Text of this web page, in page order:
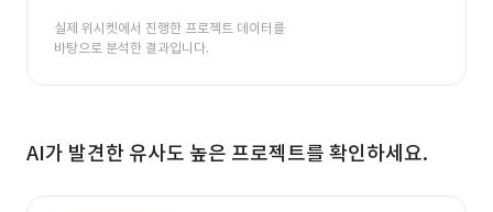
실제 위시켓에서 진행한 프로젝트 데이터를
바탕으로 분석한 결과입니다.
AI가 발견한 유사도 높은 프로젝트를 확인하세요.